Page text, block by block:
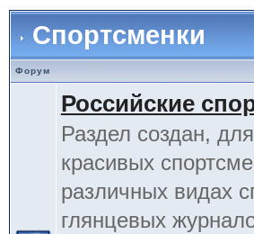
Спортсменки
Форум
Российские
Раздел создан,
красивых
различных видах
глянцевых